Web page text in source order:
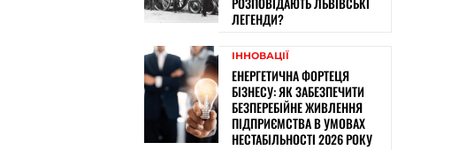
ЛЕГЕНДИ?
ІННОВАЦІЇ
ЕНЕРГЕТИЧНА ФОРТЕЦЯ
БІЗНЕСУ: ЯК ЗАБЕЗПЕЧИТИ
БЕЗПЕРЕБІЙНЕ ЖИВЛЕННЯ
ПІДПРИЄМСТВА В УМОВАХ
НЕСТАБІЛЬНОСТІ 2026 РОКУ